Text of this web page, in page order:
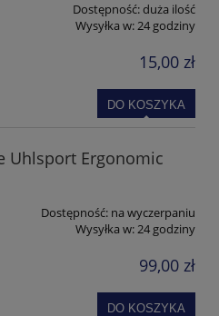
Dostępność:duża ilość
Wysyłka w:24 godziny
15,00 zł
DO KOSZYKA
Uhlsport Ergonomic
Dostępność: na wyczerpaniu
Wysyłka w:24 godziny
99,00 zł
DO KOSZYKA